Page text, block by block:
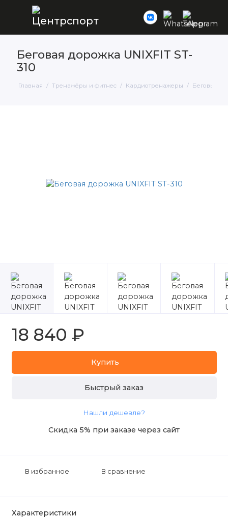
Беговая дорожка UNIXFIT ST-
310
Главная Тренажёры и фитнес Кардиотренажеры Беговые
18 840 ₽
Купить
Быстрый заказ
Нашли дешевле?
Скидка 5% при заказе через сайт
В избранное В сравнение
Характеристики